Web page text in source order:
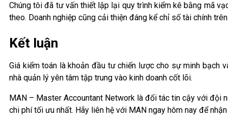
Chúng tôi đã tư vấn thiết lập lại quy trình kiểm kê bằng mã
theo. Doanh nghiệp cũng cải thiện đáng kể chỉ số tài chính
Kết luận
Giá kiểm toán là khoản đầu tư chiến lược cho sự minh bạch
nhà quản lý yên tâm tập trung vào kinh doanh cốt lõi.
MAN – Master Accountant Network là đối tác tin cậy với đội
chi phí tối ưu nhất. Hãy liên hệ với MAN ngay hôm nay để